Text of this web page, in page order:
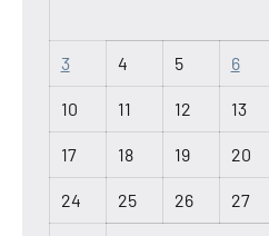
3 4 5 6
10 11 12 13
17 18 19 20
24 25 26 27